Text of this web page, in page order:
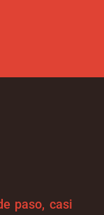
paso, casi